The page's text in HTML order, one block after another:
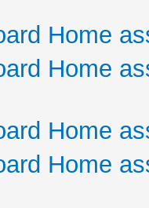
Home
Home
Home
Home